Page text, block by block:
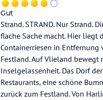
Gut
Strand. STRAND. Nur Strand.
flache Sache macht. Hier liegt
Containerriesen in
Festland. Auf Vlieland bewegt
Inselgelassenheit. Das Dorf
Restaurants, eine schöne
zurück zum Festland. Von